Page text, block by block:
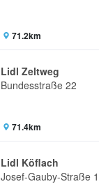
71.2km
Lidl Zeltweg
Bundesstraße 22
71.4km
Lidl Köflach
Josef-Gauby-Straße 1